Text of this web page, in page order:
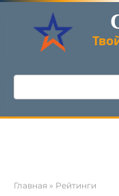
Перейти
контенту
Поиск:
Главная » Рейтинги